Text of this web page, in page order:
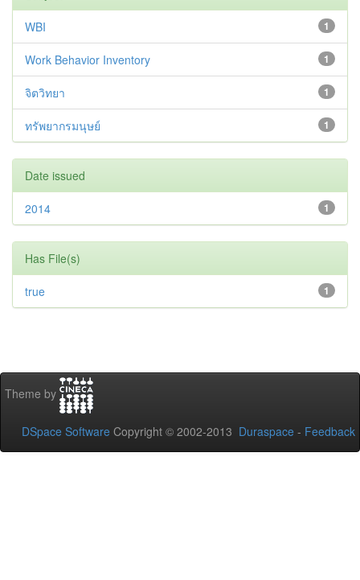
1
WBI
1
Work Behavior Inventory
1
จิตวิทยา
1
ทรัพยากรมนุษย์
Date issued
1
2014
Has File(s)
1
true
Theme by
DSpace Software Copyright © 2002-2013 Duraspace - Feedback